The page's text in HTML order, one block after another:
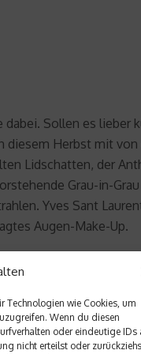
Technologien wie Cookies, um
Wenn du diesen
oder eindeutige IDs
nicht erteilst oder
Sollen es
Herbst mit
Lidschatten, der
Grau-in-
Yves Sant
Augen-Make-Up.
Beitrag